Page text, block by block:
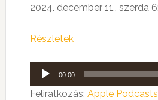
2024. december 11., szerda
Részletek
Audió
lejátszó
00:00
Feliratkozás: Apple Podcasts